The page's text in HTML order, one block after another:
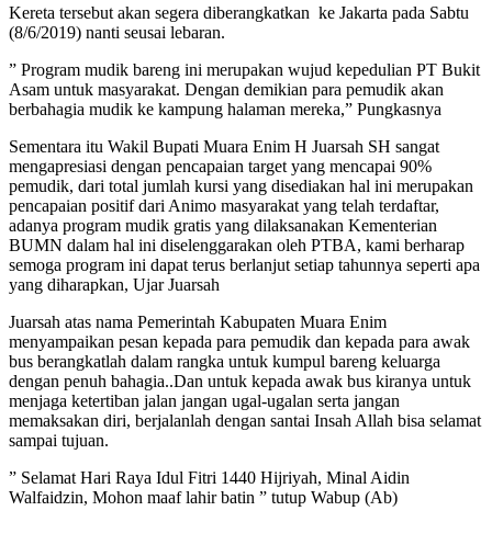
Kereta tersebut akan segera diberangkatkan ke Jakarta pada Sabtu
(8/6/2019) nanti seusai lebaran.
” Program mudik bareng ini merupakan wujud kepedulian PT Bukit
Asam untuk masyarakat. Dengan demikian para pemudik akan
berbahagia mudik ke kampung halaman mereka,” Pungkasnya
Sementara itu Wakil Bupati Muara Enim H Juarsah SH sangat
mengapresiasi dengan pencapaian target yang mencapai 90%
pemudik, dari total jumlah kursi yang disediakan hal ini merupakan
pencapaian positif dari Animo masyarakat yang telah terdaftar,
adanya program mudik gratis yang dilaksanakan Kementerian
BUMN dalam hal ini diselenggarakan oleh PTBA, kami berharap
semoga program ini dapat terus berlanjut setiap tahunnya seperti apa
yang diharapkan, Ujar Juarsah
Juarsah atas nama Pemerintah Kabupaten Muara Enim
menyampaikan pesan kepada para pemudik dan kepada para awak
bus berangkatlah dalam rangka untuk kumpul bareng keluarga
dengan penuh bahagia..Dan untuk kepada awak bus kiranya untuk
menjaga ketertiban jalan jangan ugal-ugalan serta jangan
memaksakan diri, berjalanlah dengan santai Insah Allah bisa selamat
sampai tujuan.
” Selamat Hari Raya Idul Fitri 1440 Hijriyah, Minal Aidin
Walfaidzin, Mohon maaf lahir batin ” tutup Wabup (Ab)